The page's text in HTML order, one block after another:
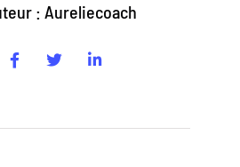
: Aureliecoach